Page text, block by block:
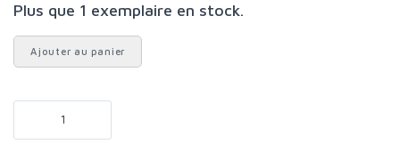
Plus que 1 exemplaire en stock.
Ajouter au panier